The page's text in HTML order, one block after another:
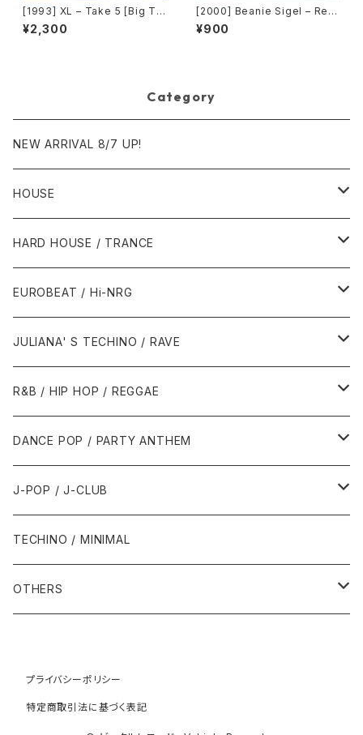
[1993] XL – Take 5 [Big Ti
me International]
¥2,300
[2000] Beanie Sigel – Rem
ember Them Days / Raw &
Uncut [Roc-A-Fella Record
¥900
Category
NEW ARRIVAL 8/7 UP!
HOUSE
1980年代
1987年・以前
1988年
1990年代
1990年
1991年
1995年
1996年
1998年
2000年代
2000年
2001年
2005年
2007年
2010年代
2010年
2011年
2016年
HARD HOUSE / TRANCE
1990年代
1994年・以前
1995年
1999年
2000年代
2000年
2001年
2005年
2007年
EUROBEAT / Hi-NRG
1980年代
1986年・以前
1987年
1990年代
1990年
1991年
2000年代
JULIANA' S TECHINO / RAVE
1990年代
1990年
1991年
1996年 - 1999年
2000年代
2000年
2001年
R&B / HIP HOP / REGGAE
1980年代
1985年・以前
1986年
1990年代
1990年
1991年
1993年
2000年代
2000年
2002年
DANCE POP / PARTY ANTHEM
1980年代
1988年・以前
1989年
1990年代
1990年
1992年
2000年代
2001年
J-POP / J-CLUB
1980年代
1990年代
1991年
2000年
TECHINO / MINIMAL
OTHERS
1985年・以前
1990年代
プライバシーポリシー
特定商取引法に基づく表記